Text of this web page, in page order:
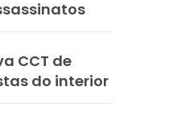
CCT de
do interior